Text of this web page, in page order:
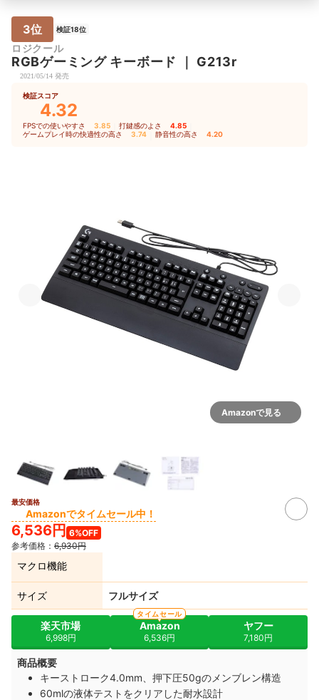
3位 検証18位
ロジクール
RGBゲーミング キーボード ｜ G213r
2021/05/14 発売
検証スコア
4.32
FPSでの使いやすさ 3.85 打鍵感のよさ 4.85
ゲームプレイ時の快適性の高さ 3.74 静音性の高さ 4.20
Amazonで見る
最安価格
Amazonでタイムセール中！
6,536円 6%OFF
参考価格： 6,930円
マクロ機能
サイズ フルサイズ
楽天市場
6,998円
Amazon
6,536円
タイムセール
ヤフー
7,180円
商品概要
キーストローク4.0mm、押下圧50gのメンブレン構造
60mlの液体テストをクリアした耐水設計